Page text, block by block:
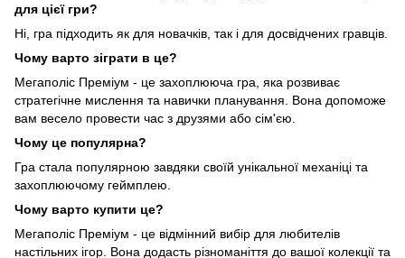
для цієї гри?
Ні, гра підходить як для новачків, так і для досвідчених гравців.
Чому варто зіграти в це?
Мегаполіс Преміум - це захоплююча гра, яка розвиває
стратегічне мислення та навички планування. Вона допоможе
вам весело провести час з друзями або сім'єю.
Чому це популярна?
Гра стала популярною завдяки своїй унікальної механіці та
захоплюючому геймплею.
Чому варто купити це?
Мегаполіс Преміум - це відмінний вибір для любителів
настільних ігор. Вона додасть різноманіття до вашої колекції та